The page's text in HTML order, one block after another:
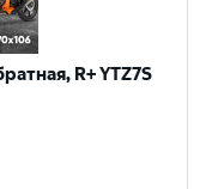
R+ YTZ7S